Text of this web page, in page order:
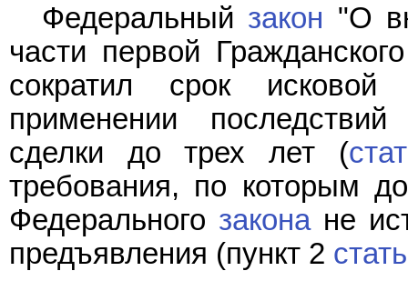
Федеральный закон "О
части первой
сократил срок
применении последствий
сделки до трех лет (
требования, по которым
Федерального законане
предъявления (пункт 2